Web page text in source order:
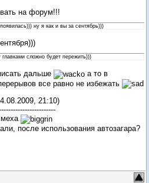
на форум!!!
ну я как и вы за сентябрь)))
сложно будет пережить)))
дальше
а то в
все равно не избежать
21:10)
после использования автозагара?